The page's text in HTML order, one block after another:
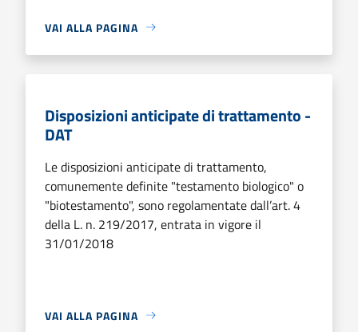
VAI ALLA PAGINA
Disposizioni anticipate di trattamento -
DAT
Le disposizioni anticipate di trattamento,
comunemente definite "testamento biologico" o
"biotestamento", sono regolamentate dall’art. 4
della L. n. 219/2017, entrata in vigore il
31/01/2018
VAI ALLA PAGINA